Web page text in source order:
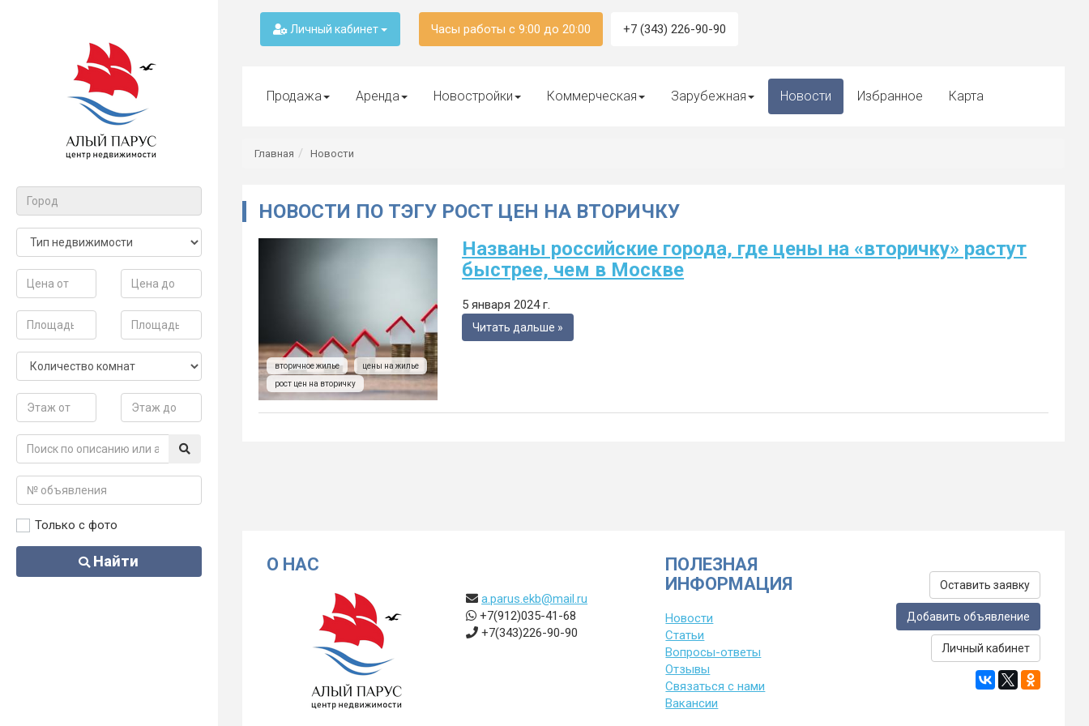
Только с фото
Найти
Личный кабинет Часы работы с 9:00 до 20:00 +7 (343) 226-90-90
Продажа Аренда Новостройки Коммерческая Зарубежная Новости Избранное Карта
Главная Новости
НОВОСТИ ПО ТЭГУ РОСТ ЦЕН НА ВТОРИЧКУ
вторичное жилье
цены на жилье
рост цен на вторичку
Названы российские города, где цены на «вторичку» растут
быстрее, чем в Москве
5 января 2024 г.
Читать дальше »
О НАС
a.parus.ekb@mail.ru
+7(912)035-41-68
+7(343)226-90-90
ПОЛЕЗНАЯ
ИНФОРМАЦИЯ
Новости
Статьи
Вопросы-ответы
Отзывы
Связаться с нами
Вакансии
Оставить заявку
Добавить объявление
Личный кабинет